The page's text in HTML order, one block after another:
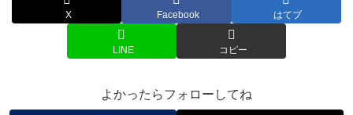
X Facebook はてブ
LINE コピー
よかったらフォローしてね